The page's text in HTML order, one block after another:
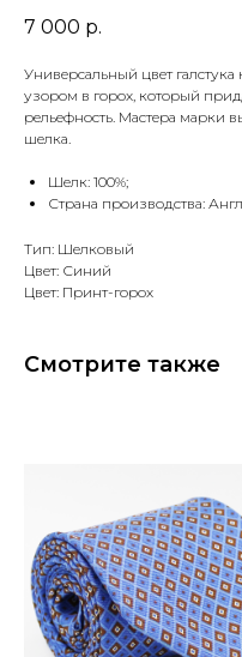
7 000 р.
Универсальный цвет
узором в горох, который
рельефность. Мастера марки
шелка.
Шелк: 100%;
Страна производства:
Тип: Шелковый
Цвет: Синий
Цвет: Принт-горох
Смотрите также